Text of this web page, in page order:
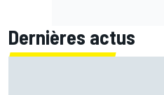
Dernières actus